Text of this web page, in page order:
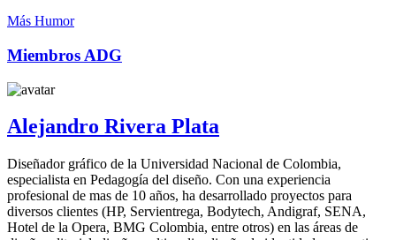
Más Humor
Miembros ADG
Alejandro Rivera Plata
Diseñador gráfico de la Universidad Nacional de Colombia,
especialista en Pedagogía del diseño. Con una experiencia
profesional de mas de 10 años, ha desarrollado proyectos para
diversos clientes (HP, Servientrega, Bodytech, Andigraf, SENA,
Hotel de la Opera, BMG Colombia, entre otros) en las áreas de